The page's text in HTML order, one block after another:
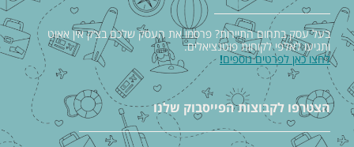
בעל עסק בתחום התיירות? פרסמו את העסק שלכם בצ׳ק אין אאוט
ותגיעו לאלפי לקוחות פוטנציאלים.
לחצו כאן לפרטים נוספים!
הצטרפו לקבוצות הפייסבוק שלנו